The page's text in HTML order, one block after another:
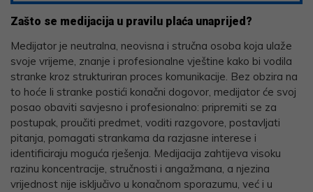
Zašto se medijacija u pravilu plaća unaprijed?
Medijator je neutralna, neovisna i stručna osoba koja ulaže
svoje vrijeme, znanje i profesionalne vještine kako bi vodila
stranke kroz strukturiran proces komunikacije. Bez obzira na
to hoće li stranke postići konačni dogovor, medijator će svoj
posao obaviti savjesno i profesionalno: pripremiti se za
postupak, proučiti predmet, voditi razgovore, postavljati
pitanja, pomagati strankama da razjasne interese i
identificiraju moguća rješenja. Medijacija zahtijeva visoku
razinu koncentracije, stručnosti i angažmana, a njezina
vrijednost nije isključivo u konačnom sporazumu, već i u